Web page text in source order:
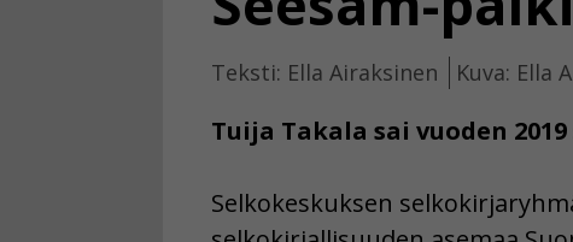
Teksti: Ella Airaksinen Kuva: Ella
Tuija Takala sai vuoden
Selkokeskuksen